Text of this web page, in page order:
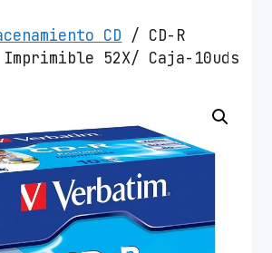
CD / CD-R
Imprimible 52X/ Caja-10uds